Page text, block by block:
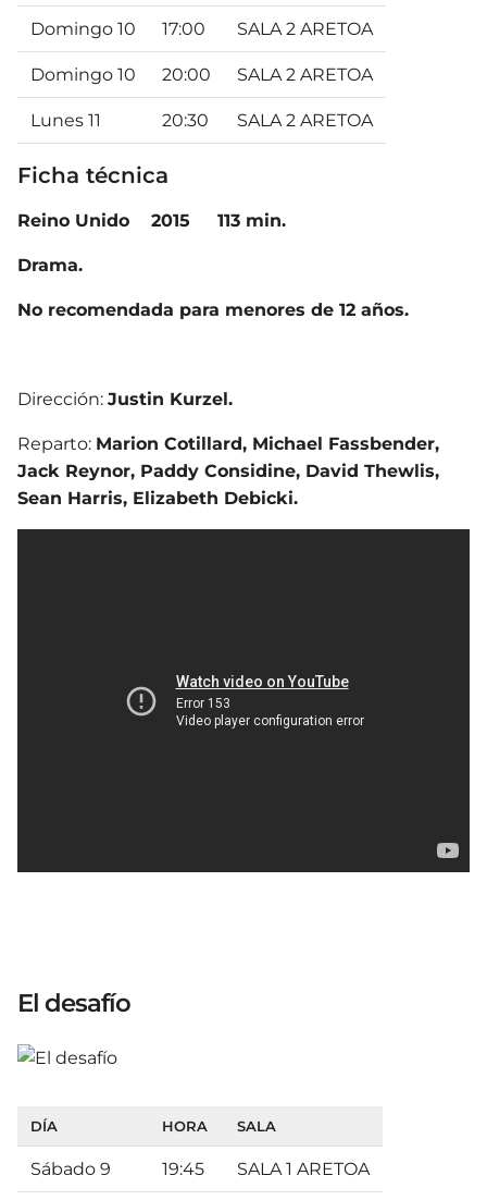
Domingo 10 17:00 SALA 2 ARETOA
Domingo 10 20:00 SALA 2 ARETOA
Lunes 11 20:30 SALA 2 ARETOA
Ficha técnica
Reino Unido 2015 113 min.
Drama.
No recomendada para menores de 12 años.
Dirección: Justin Kurzel.
Reparto: Marion Cotillard, Michael Fassbender,
Jack Reynor, Paddy Considine, David Thewlis,
Sean Harris, Elizabeth Debicki.
El desafío
DÍA HORA SALA
Sábado 9 19:45 SALA 1 ARETOA